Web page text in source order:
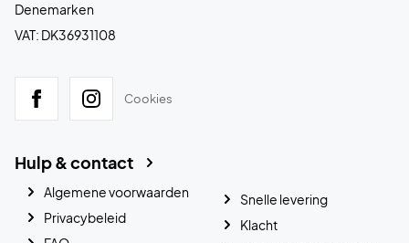
Denemarken
VAT: DK36931108
Cookies
Hulp & contact
Algemene voorwaarden
Privacybeleid
Snelle levering
Klacht